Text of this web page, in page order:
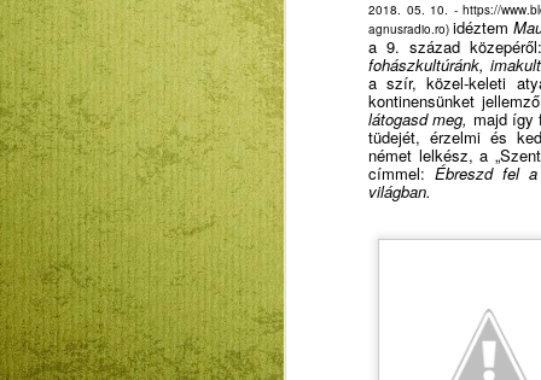
2018. 05. 10. -https://
agnusradio.ro)idéztem
a 9. század közepéről:
fohászkultúránk,
a szír, közel-keleti
kontinensünket
látogasd meg, majd így
tüdejét, érzelmi és
német lelkész, a
címmel:Ébreszd fel
világban.
AUG
7
REFORMÁTUSKÉNT